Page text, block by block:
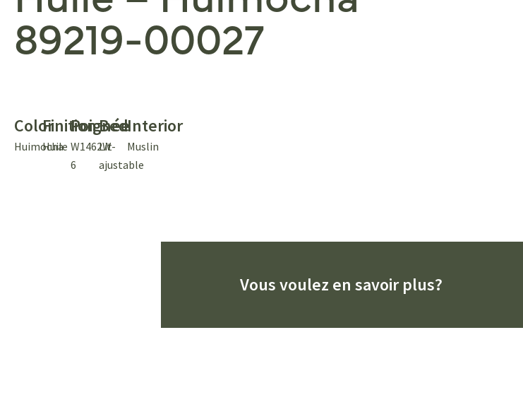
89219-00027
Color
Huimocha
Finition
Huile
Poignée
W1462W-
6
Bed
Lit
ajustable
Interior
Muslin
Vous voulez en savoir plus?